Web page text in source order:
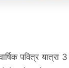
पवित्र